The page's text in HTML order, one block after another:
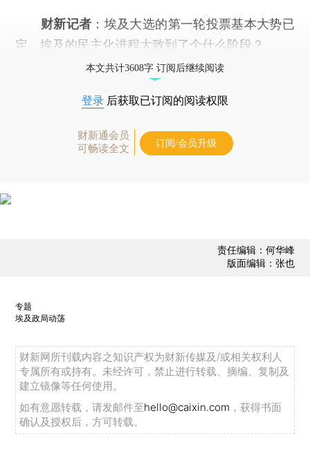
财新记者 ：埃及大选的第一轮投票基本大势已
定。埃及的民主化进程大致到了个什么阶段？
本文共计3608字 订阅后继续阅读
登录 后获取已订阅的阅读权限
财新通会员
可畅读全文
订阅/会员升级
责任编辑：何华峰
版面编辑：张也
专题
埃及政局动荡
财新网所刊载内容之知识产权为财新传媒及/或相关权利人
专属所有或持有。未经许可，禁止进行转载、摘编、复制及
建立镜像等任何使用。
如有意愿转载，请发邮件至hello@caixin.com ，获得书面
确认及授权后，方可转载。